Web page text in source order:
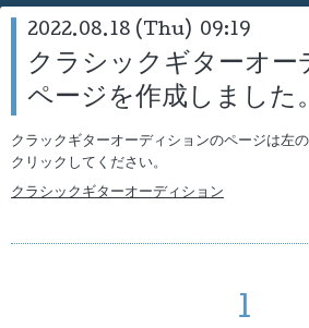
2022.08.18 (Thu) 09:19
クラシックギターオー
ページを作成しました。
クラックギターオーディションのページは左
クリックしてください。
クラシックギターオーディション
1